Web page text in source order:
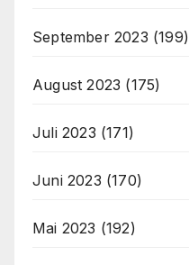
September 2023 (199)
August 2023 (175)
Juli 2023 (171)
Juni 2023 (170)
Mai 2023 (192)